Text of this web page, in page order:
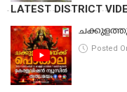
LATEST DISTRICT
Posted